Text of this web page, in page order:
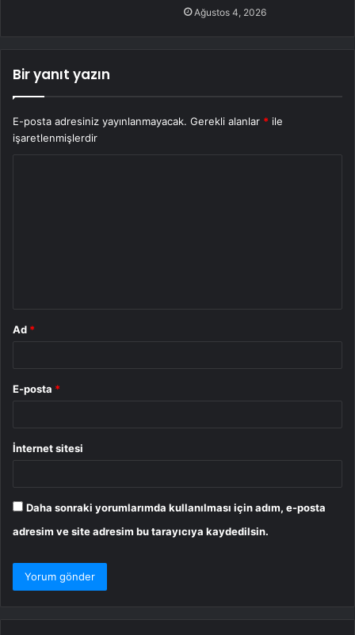
Ağustos 4, 2026
Bir yanıt yazın
E-posta adresiniz yayınlanmayacak. Gerekli alanlar * ile
işaretlenmişlerdir
Ad *
E-posta *
İnternet sitesi
Daha sonraki yorumlarımda kullanılması için adım, e-posta
adresim ve site adresim bu tarayıcıya kaydedilsin.